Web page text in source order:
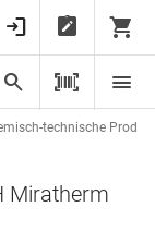
technische
Miratherm